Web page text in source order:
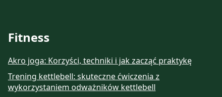
Fitness
Akro joga: Korzyści, techniki i jak zacząć praktykę
Trening kettlebell: skuteczne ćwiczenia z
wykorzystaniem odważników kettlebell